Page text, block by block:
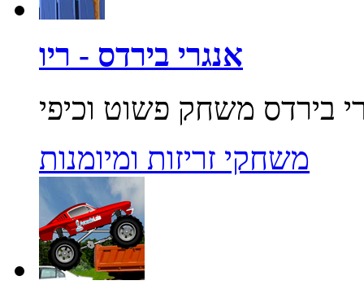
אנגרי בירדס - ריו
משחקי זריזות ומיומנות